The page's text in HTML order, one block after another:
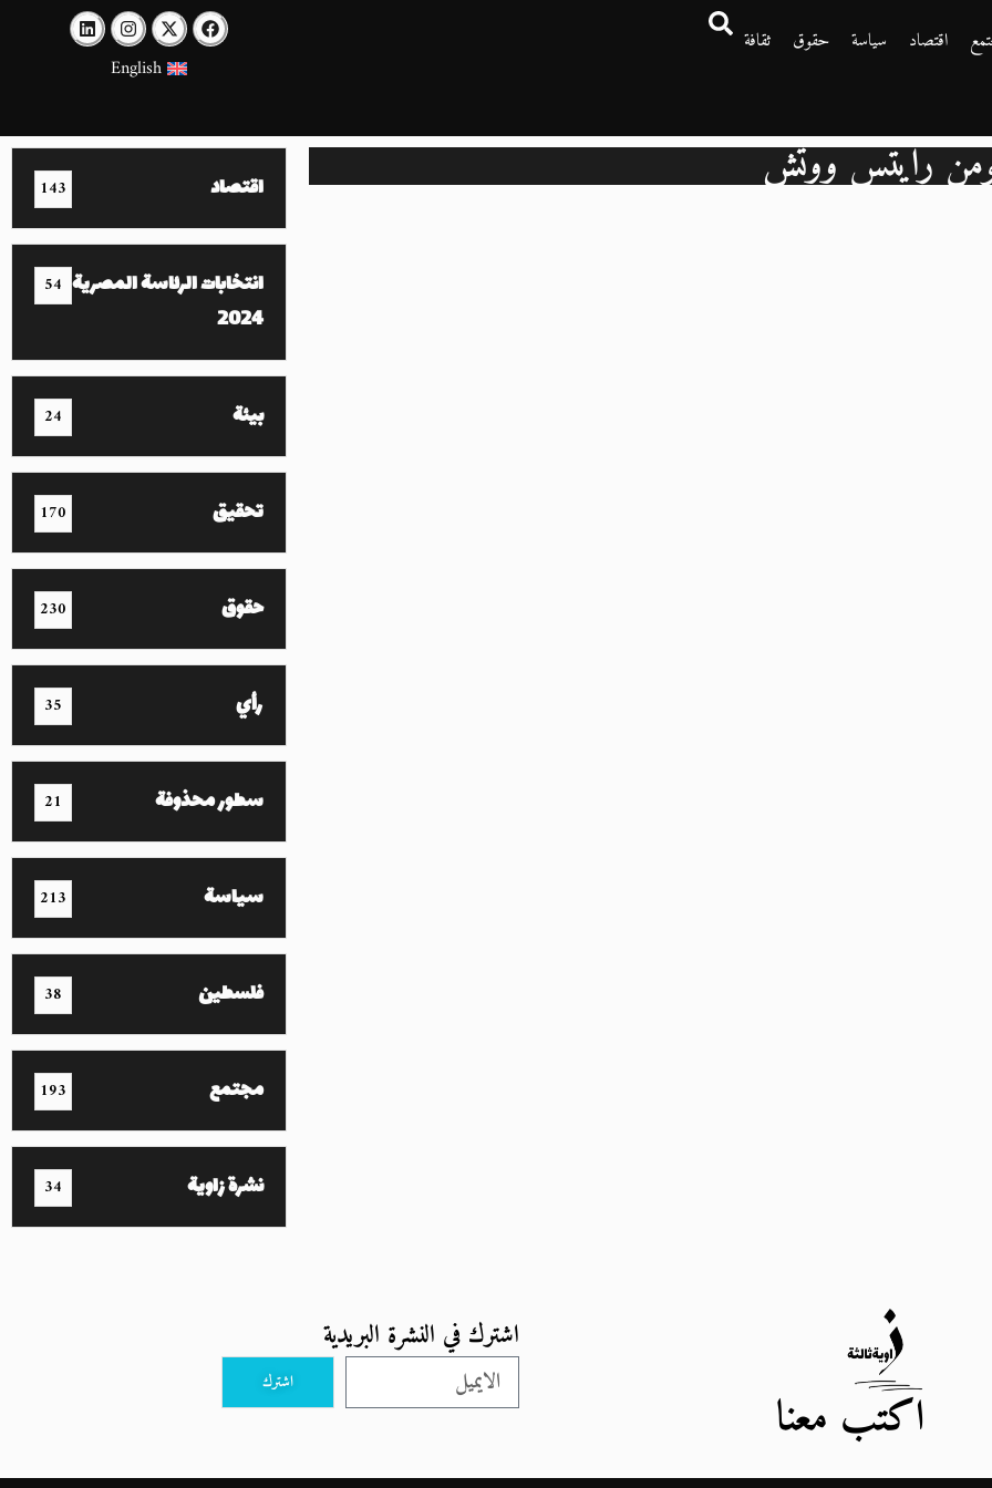
اقتصاد سياسة حقوق
ثقافة
English
رايتس ووتش اقتصاد 143
انتخابات الرئاسة المصرية
2024
54
بيئة 24
تحقيق 170
حقوق 230
رأي 35
سطور محذوفة 21
سياسة 213
فلسطين 38
مجتمع 193
نشرة زاوية 34
اكتب معنا
اشترك في النشرة البريدية
اشترك